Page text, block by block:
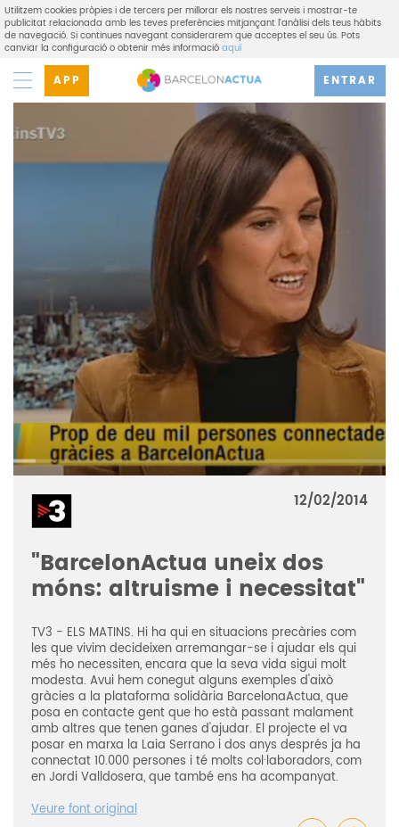
Utilitzem cookies pròpies i de tercers per millorar els nostres serveis i mostrar-te
publicitat relacionada amb les teves preferències mitjançant l'anàlisi dels teus hàbits
de navegació. Si continues navegant considerarem que acceptes el seu ús. Pots
canviar la configuració o obtenir més informacióaquí
APP ENTRAR
12/02/2014
"BarcelonActua uneix dos
móns: altruisme i necessitat"
TV3 - ELS MATINS. Hi ha qui en situacions precàries com
les que vivim decideixen arremangar-se i ajudar els qui
més ho necessiten, encara que la seva vida sigui molt
modesta. Avui hem conegut alguns exemples d'això
gràcies a la plataforma solidària BarcelonaActua, que
posa en contacte gent que ho està passant malament
amb altres que tenen ganes d'ajudar. El projecte el va
posar en marxa la Laia Serrano i dos anys després ja ha
connectat 10.000 persones i té molts col·laboradors, com
en Jordi Valldosera, que també ens ha acompanyat.
Veure font original